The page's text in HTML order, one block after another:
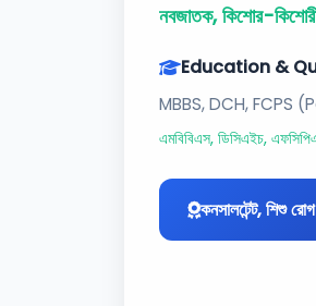
নবজাতক, কিশোর-
Education &
MBBS, DCH, FCPS
এমবিবিএস, ডিসিএইচ,
কনসালটেন্ট, শিশু